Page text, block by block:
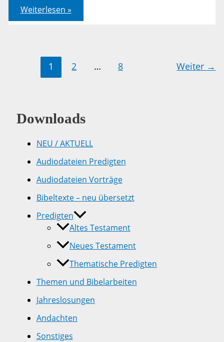
Der
Heilige
Geist:
–
Teil
Weiterlesen »
1 2 … 8 Weiter →
Downloads
NEU / AKTUELL
Audiodateien Predigten
Audiodateien Vorträge
Bibeltexte – neu übersetzt
Predigten
Altes Testament
Neues Testament
Thematische Predigten
Themen und Bibelarbeiten
Jahreslosungen
Andachten
Sonstiges